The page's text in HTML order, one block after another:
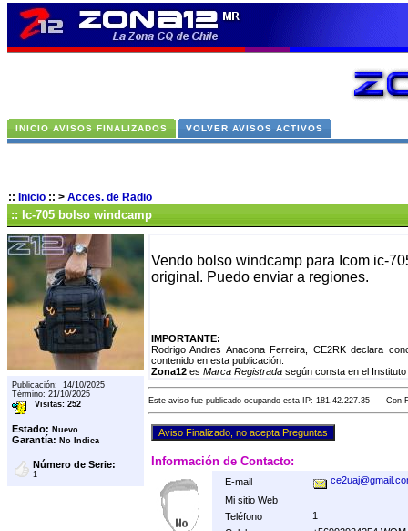
INICIO AVISOS FINALIZADOS VOLVER AVISOS ACTIVOS
:: Inicio :: > Acces. de Radio
:: Ic-705 bolso windcamp
Publicación: 14/10/2025
Término: 21/10/2025
Visitas: 252
Estado: Nuevo
Garantía: No Indica
Número de Serie:
1
Vendo bolso windcamp para Icom ic-
original. Puedo enviar a regiones.
IMPORTANTE:
Rodrigo Andres Anacona Ferreira, CE2RK declara
contenido en esta publicación.
Zona12 es Marca Registrada según consta en el
Este aviso fue publicado ocupando esta IP: 181.42.227.35 Con
Información de Contacto:
E-mail
Mi sitio Web
Teléfono
1